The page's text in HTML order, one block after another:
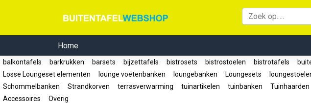
Home
balkontafels barkrukken barsets bijzettafels bistrosets bistrostoelen bistrotafels
Losse Loungeset elementen
lounge voetenbanken loungebanken Loungesets
Schommelbanken
Strandkorven terrasverwarming tuinartikelen tuinbanken Tuinhaarden
Accessoires
Overig